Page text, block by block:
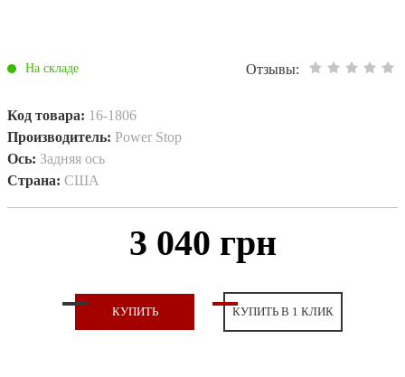
На складе Отзывы:
Код товара: 16-1806
Производитель: Power Stop
Ось: Задняя ось
Страна: США
3 040 грн
КУПИТЬ КУПИТЬ В 1 КЛИК